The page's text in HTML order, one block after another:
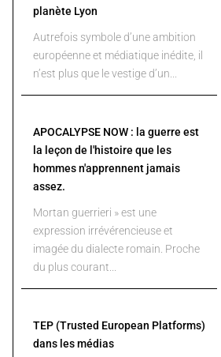
planète Lyon
Autrefois symbole d’une ambition
européenne et médiatique inédite, il
n’est plus que le vestige d’un...
APOCALYPSE NOW : la guerre est
la leçon de l'histoire que les
hommes n'apprennent jamais
assez.
Mortan guerrieri » est une
expression irrévérencieuse et
imagée du dialecte romain. Proche
du plus courant...
TEP (Trusted European Platforms)
dans les médias